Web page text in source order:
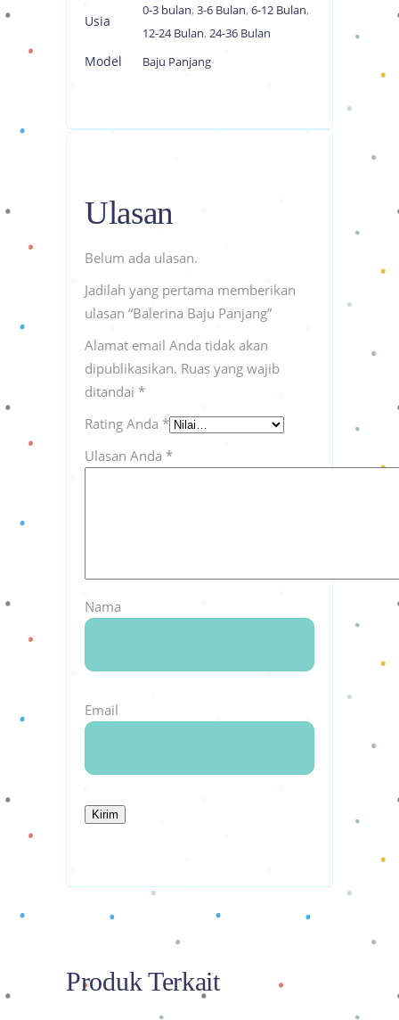
Usia
0-3 bulan, 3-6 Bulan, 6-12 Bulan,
12-24 Bulan, 24-36 Bulan
Model Baju Panjang
Ulasan
Belum ada ulasan.
Jadilah yang pertama memberikan
ulasan “Balerina Baju Panjang”
Alamat email Anda tidak akan
dipublikasikan. Ruas yang wajib
ditandai *
Rating Anda *
Ulasan Anda *
Nama
Email
Produk Terkait